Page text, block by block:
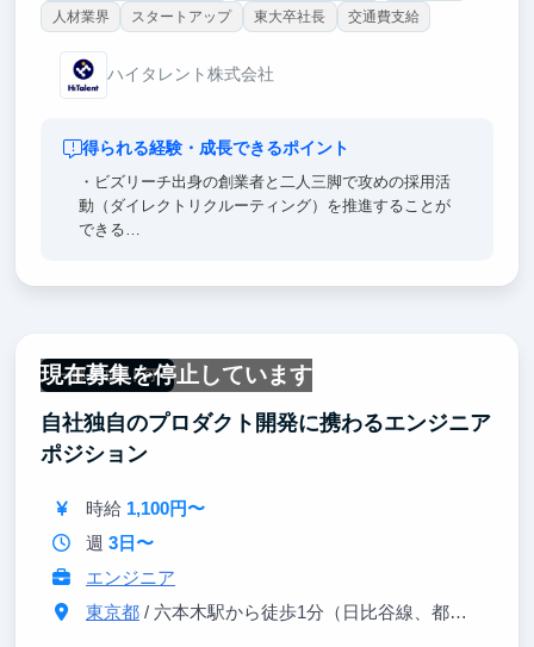
人材業界
スタートアップ 東大卒社長 交通費支給
ハイタレント株式会社
得られる経験・成長できるポイント
・ビズリーチ出身の創業者と二人三脚で攻めの採用活
動（ダイレクトリクルーティング）を推進することが
できる
現在募集を停止しています
一部リモート可
自社独自のプロダクト開発に携わるエンジニア
ポジション
時給 1,100円〜
週 3日〜
エンジニア
東京都/ 六本木駅から徒歩1分（日比谷線、都営大江戸線）